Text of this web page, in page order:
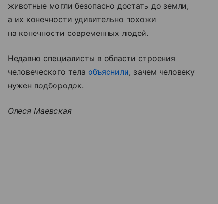
животные могли безопасно достать до земли,
а их конечности удивительно похожи
на конечности современных людей.
Недавно специалисты в области строения
человеческого тела объяснили, зачем человеку
нужен подбородок.
Олеся Маевская